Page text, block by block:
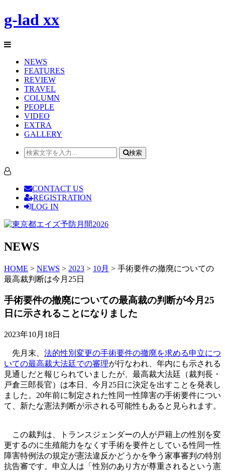
g-lad xx
NEWS
FEATURES
REVIEW
TRAVEL
COLUMN
PEOPLE
VIDEO
EXTRA
GALLERY
検索
CONTACT US
REGISTRATION
LOG IN
NEWS
HOME > NEWS > 2023 > 10月 > 手術要件の撤廃についての
最高裁判断は今月25日
手術要件の撤廃についての最高裁の判断が今月25
日に示されることになりました
2023年10月18日
先月末、 法的性別変更の手術要件の撤廃を求める申立につ
いての最高裁大法廷での審理が行なわれ、年内にも示される
見通しだと報じられていましたが、最高裁大法廷（裁判長・
戸倉三郎長官）は本日、今月25日に決定を出すことを発表し
ました。20年前に制定された性同一性障害の手術要件につい
て、新たな憲法判断が示される可能性もあると見られます。
この裁判は、トランスジェンダーの人が戸籍上の性別を変
更するのに生殖能力をなくす手術を要件としている性同一性
障害特例法の規定が憲法違反かどうかを争う家事審判の特別
抗告審です。申立人は「性別のあり方が尊重されるという憲